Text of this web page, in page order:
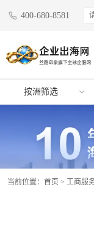
400-680-8581
按洲筛选
当前位置： 首页 > 工商服